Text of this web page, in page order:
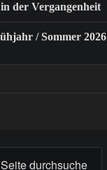
der Vergangenheit
/ Sommer 2026